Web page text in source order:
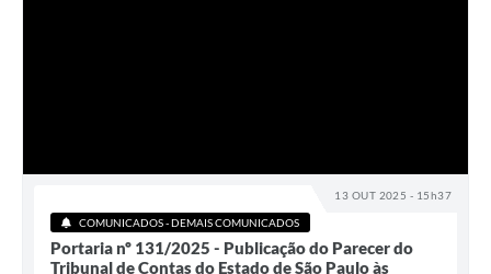
13 OUT 2025 - 15h37
COMUNICADOS - DEMAIS COMUNICADOS
Portaria nº 131/2025 - Publicação do Parecer do
Tribunal de Contas do Estado de São Paulo às